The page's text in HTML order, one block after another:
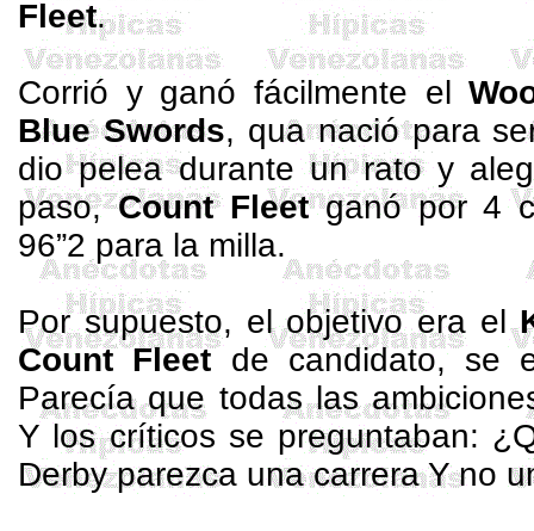
Fleet.
Corrió y ganó fácilmente el
BlueSwords, qua nació para
dio pelea durante un rato y
paso,Count Fleetganó por 4
96”2 para la milla.
Por supuesto, el objetivo era el
Count Fleetde candidato, se
Parecía que todas las
Y los críticos se preguntaban:
Derby parezca una carrera Y no